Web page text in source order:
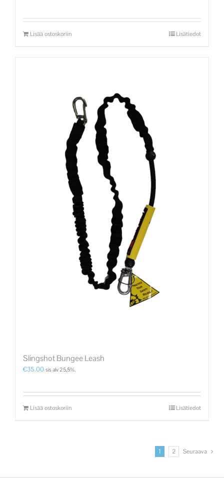
Lisää ostoskoriin Lisätiedot
Slingshot Bungee Leash
€35.00 sis alv 25,5%.
Lisää ostoskoriin Lisätiedot
1 2 Seuraava